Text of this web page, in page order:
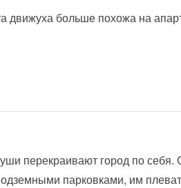
движуха больше похожа на
перекраивают город по себя.
парковками, им